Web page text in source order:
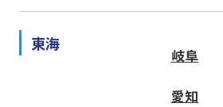
東海
岐阜
愛知